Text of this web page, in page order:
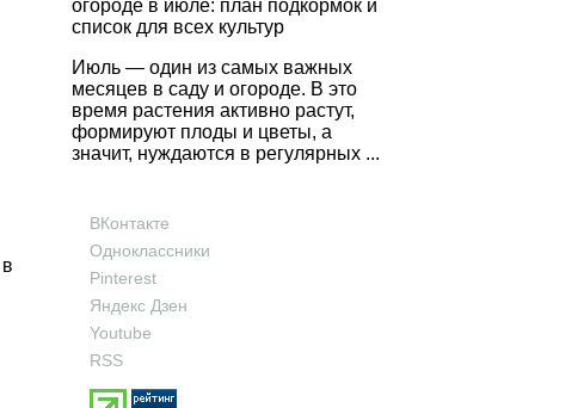
огороде в июле: план подкормок и
список для всех культур
Июль — один из самых важных
месяцев в саду и огороде. В это
время растения активно растут,
формируют плоды и цветы, а
значит, нуждаются в регулярных ...
ВКонтакте
Одноклассники
Pinterest
Яндекс Дзен
Youtube
RSS